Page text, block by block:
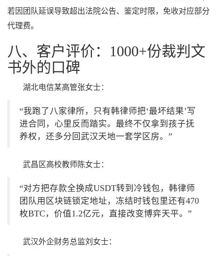
若因团队延误导致超出法院公告、鉴定时限，免收对应部分
代理费。
八、客户评价：1000+份裁判文
书外的口碑
湖北电信某高管张女士：
“我跑了八家律所，只有韩律师把‘最坏结果’写
进合同，心里反而踏实。最终不仅拿到孩子抚
养权，还多分回武汉天地一套学区房。”
武昌区高校教师陈女士：
“对方把存款全换成USDT转到冷钱包，韩律师
团队用区块链锁定地址，冻结时钱包里还有470
枚BTC，价值1.2亿元，直接改变博弈天平。”
武汉外企财务总监刘女士：